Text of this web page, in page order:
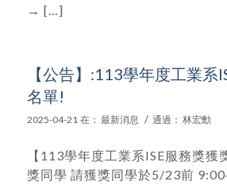
→ […]
【公告】:113學年度工業系
名單!
2025-04-21 在： 最新消息 / 通過： 林宏勳
【113學年度工業系ISE服務獎獲
獎同學 請獲獎同學於5/23前